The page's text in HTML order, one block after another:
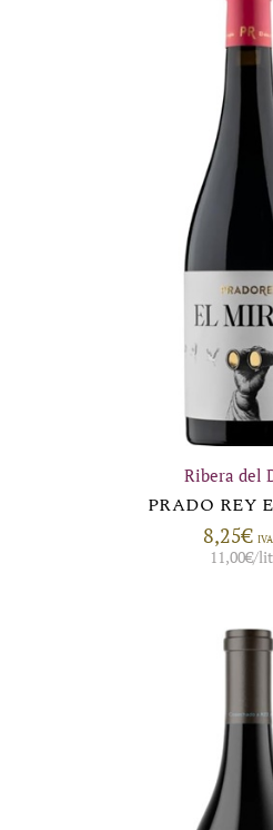
Ribera del
PRADO
8,25€
11,00€/